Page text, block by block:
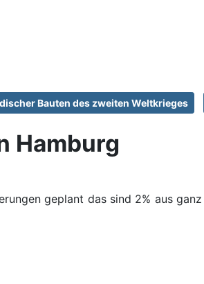
Bauten des zweiten Weltkrieges
Hamburg
geplant das sind 2% aus